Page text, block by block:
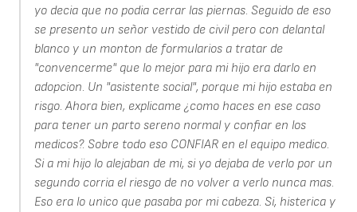
yo decia que no podia cerrar las piernas. Seguido de eso
se presento un señor vestido de civil pero con delantal
blanco y un monton de formularios a tratar de
"convencerme" que lo mejor para mi hijo era darlo en
adopcion. Un "asistente social", porque mi hijo estaba en
risgo. Ahora bien, explicame ¿como haces en ese caso
para tener un parto sereno normal y confiar en los
medicos?. Sobre todo eso CONFIAR en el equipo medico.
Si a mi hijo lo alejaban de mi, si yo dejaba de verlo por un
segundo corria el riesgo de no volver a verlo nunca mas.
Eso era lo unico que pasaba por mi cabeza. Si, histerica y